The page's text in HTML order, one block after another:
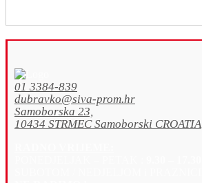
01 3384-839
dubravko@siva-prom.hr
Samoborska 23,
10434 STRMEC Samoborski CROATIA